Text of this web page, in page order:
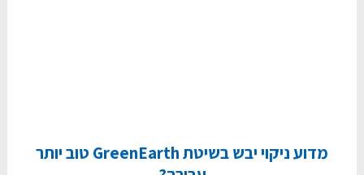
מדוע ניקוי יבש בשיטת GreenEarth טוב יותר